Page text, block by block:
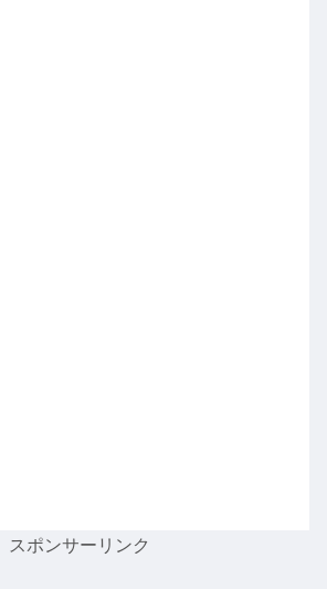
スポンサーリンク